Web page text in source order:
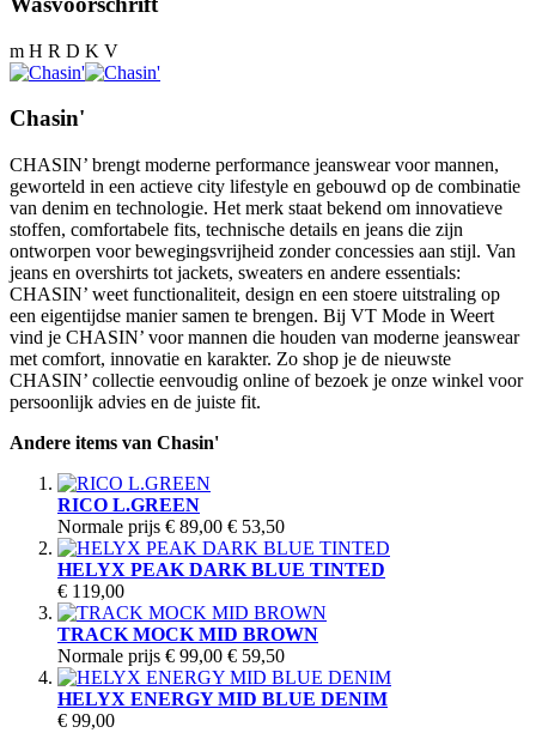
m H R D K V
Chasin'
CHASIN’ brengt moderne performance jeanswear voor mannen,
geworteld in een actieve city lifestyle en gebouwd op de combinatie
van denim en technologie. Het merk staat bekend om innovatieve
stoffen, comfortabele fits, technische details en jeans die zijn
ontworpen voor bewegingsvrijheid zonder concessies aan stijl. Van
jeans en overshirts tot jackets, sweaters en andere essentials:
CHASIN’ weet functionaliteit, design en een stoere uitstraling op
een eigentijdse manier samen te brengen. Bij VT Mode in Weert
vind je CHASIN’ voor mannen die houden van moderne jeanswear
met comfort, innovatie en karakter. Zo shop je de nieuwste
CHASIN’ collectie eenvoudig online of bezoek je onze winkel voor
persoonlijk advies en de juiste fit.
Andere items van Chasin'
RICO L.GREEN
Normale prijs € 89,00 € 53,50
HELYX PEAK DARK BLUE TINTED
€ 119,00
TRACK MOCK MID BROWN
Normale prijs € 99,00 € 59,50
HELYX ENERGY MID BLUE DENIM
€ 99,00